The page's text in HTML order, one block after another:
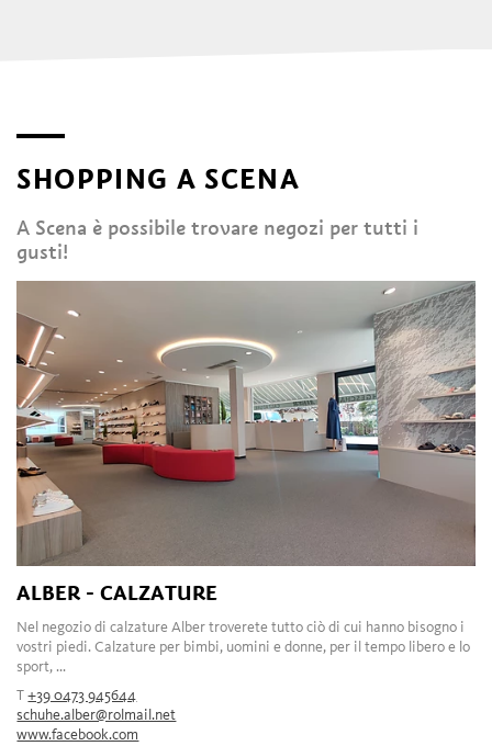
SHOPPING A SCENA
A Scena è possibile trovare negozi per tutti i
gusti!
ALBER - CALZATURE
Nel negozio di calzature Alber troverete tutto ciò di cui hanno bisogno i
vostri piedi. Calzature per bimbi, uomini e donne, per il tempo libero e lo
sport, ...
T+39 0473 945644
schuhe.alber@rolmail.net
www.facebook.com